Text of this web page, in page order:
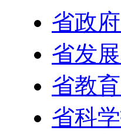
省政
省发
省教
省科